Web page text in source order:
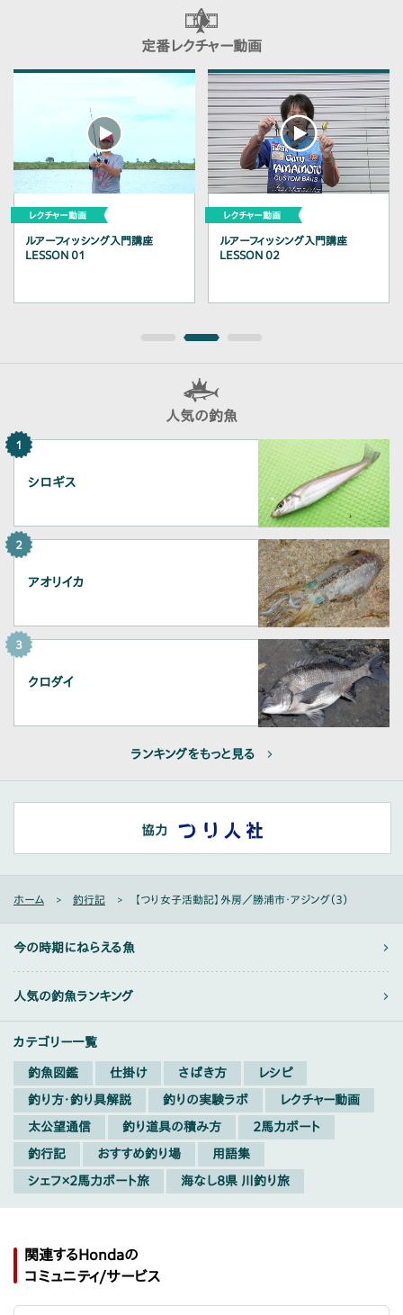
定番レクチャー動画
ルアーフィッシング入門講座
LESSON 01
ルアーフィッシング入門講座
LESSON 02
人気の釣魚
1
シロギス
2
アオリイカ
3
クロダイ
ランキングをもっと見る
ホーム 釣行記 【つり女子活動記】外房／勝浦市・アジング（3）
今の時期にねらえる魚
人気の釣魚ランキング
カテゴリー一覧
釣魚図鑑 仕掛け さばき方 レシピ
釣り方・釣り具解説 釣りの実験ラボ レクチャー動画
太公望通信 釣り道具の積み方 2馬力ボート
釣行記 おすすめ釣り場 用語集
シェフ×2馬力ボート旅 海なし8県 川釣り旅
関連するHondaの
コミュニティ/サービス